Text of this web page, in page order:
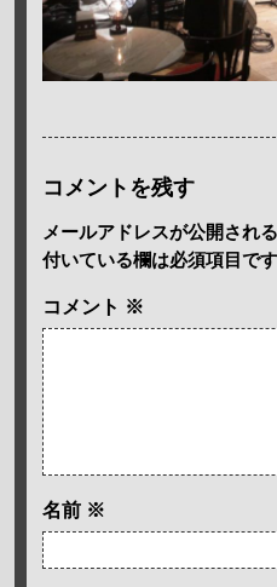
コメントを残す
メールアドレスが公開され
付いている欄は必須項目です
コメント ※
名前 ※